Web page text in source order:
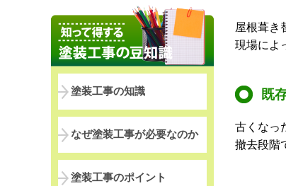
屋根葺き
現場によ
既
古くなっ
撤去段階
塗装工事の知識
なぜ塗装工事が必要なのか
塗装工事のポイント